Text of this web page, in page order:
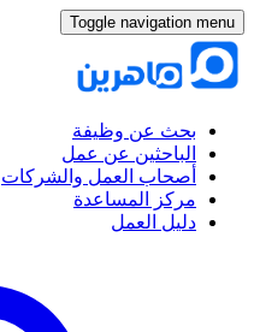
Toggle navigation menu
بحث عن وظيفة
الباحثين عن عمل
أصحاب العمل والشركات
مركز المساعدة
دليل العمل